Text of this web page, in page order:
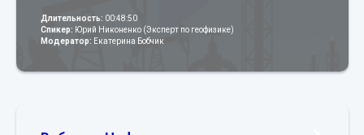
Длительность: 00:48:50
Спикер: Юрий Никоненко (Эксперт по геофизике)
Модератор: Екатерина Бобчик